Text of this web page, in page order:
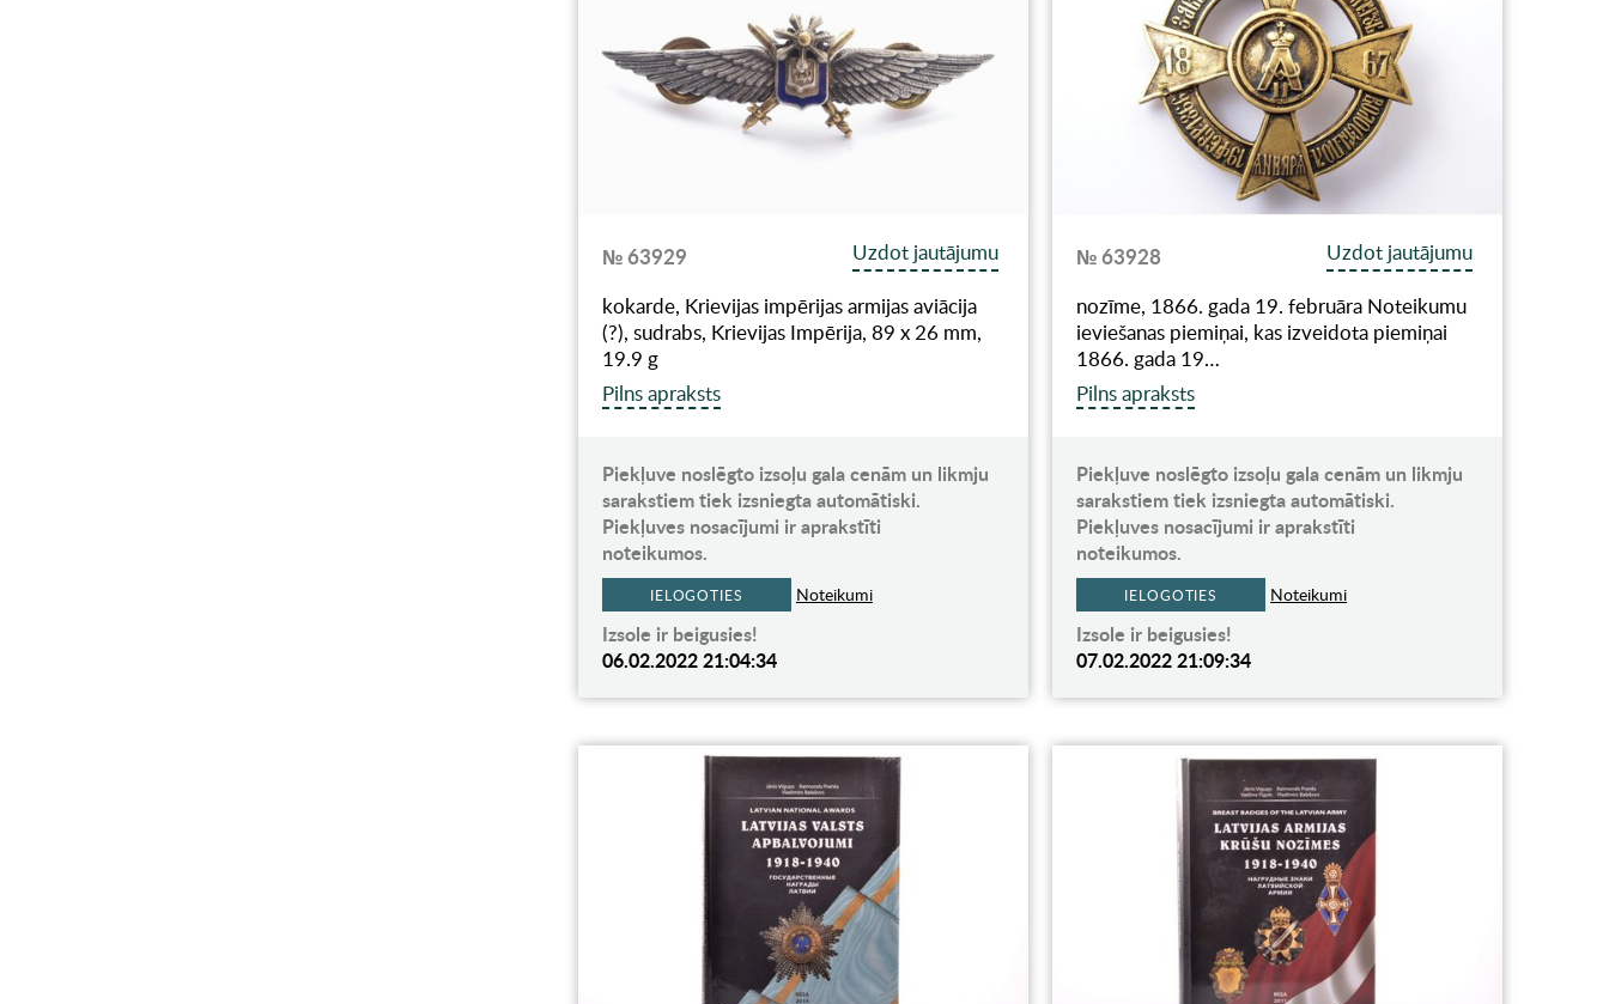
№ 63929
Uzdot jautājumu
kokarde, Krievijas impērijas armijas aviācija
(?), sudrabs, Krievijas Impērija, 89 x 26 mm,
19.9 g
Pilns apraksts
Piekļuve noslēgto izsoļu gala cenām un likmju
sarakstiem tiek izsniegta automātiski.
Piekļuves nosacījumi ir aprakstīti
noteikumos.
IELOGOTIES Noteikumi
Izsole ir beigusies!
06.02.2022 21:04:34
№ 63928
Uzdot jautājumu
nozīme, 1866. gada 19. februāra Noteikumu
ieviešanas piemiņai, kas izveidota piemiņai
1866. gada 19…
Pilns apraksts
Piekļuve noslēgto izsoļu gala cenām un likmju
sarakstiem tiek izsniegta automātiski.
Piekļuves nosacījumi ir aprakstīti
noteikumos.
IELOGOTIES Noteikumi
Izsole ir beigusies!
07.02.2022 21:09:34